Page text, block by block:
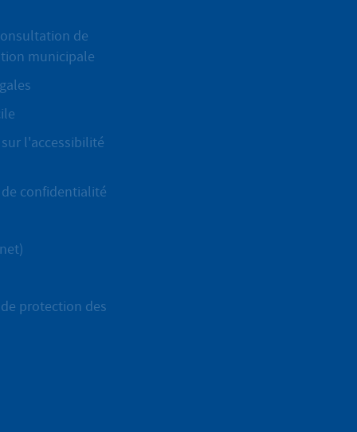
de
municipale
l'accessibilité
confidentialité
protection des